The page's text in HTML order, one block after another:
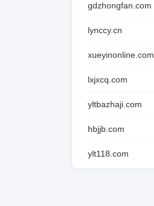
gdzhongfan.com
lynccy.cn
xueyinonline.com
lxjxcq.com
yltbazhaji.com
hbjjb.com
ylt118.com